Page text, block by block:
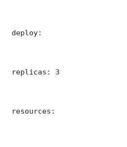
deploy:
replicas: 3
resources: